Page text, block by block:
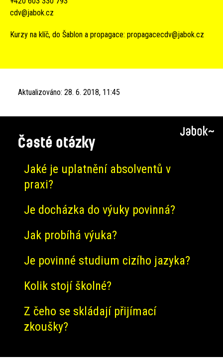
cdv@jabok.cz
Kurzy na klíč, do Šablon a propagace: propagacecdv@jabok.cz
Aktualizováno: 28. 6. 2018, 11:45
Časté otázky
Jaké je uplatnění absolventů v
praxi?
Je docházka do výuky povinná?
Jak probíhá výuka?
Je povinné studium cizího jazyka?
Kolik stojí školné?
Z čeho se skládají přijímací
zkoušky?